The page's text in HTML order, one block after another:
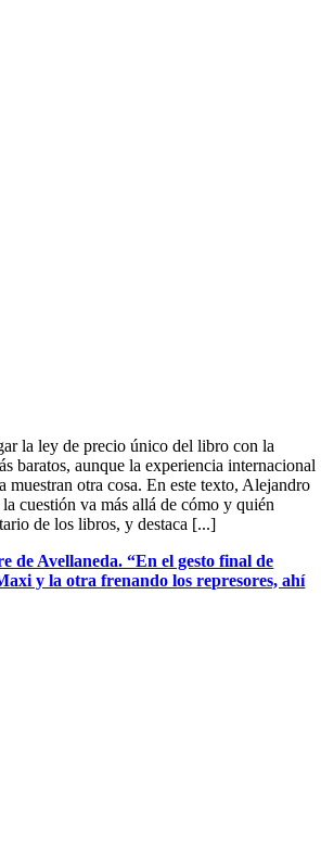
la ley de precio único del libro con la
baratos, aunque la experiencia internacional
muestran otra cosa. En este texto, Alejandro
cuestión va más allá de cómo y quién
de los libros, y destaca [...]
de Avellaneda. “En el gesto final de
y la otra frenando los represores, ahí